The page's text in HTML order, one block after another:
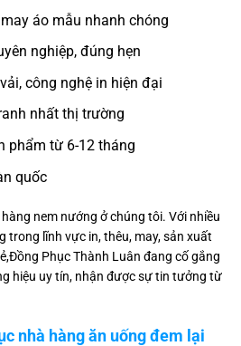
áo mẫu nhanh chóng
nghiệp, đúng hẹn
công nghệ in hiện đại
nhất thị trường
phẩm từ 6-12 tháng
quốc
nem nướng ở chúng tôi. Với nhiều
trong lĩnh vực in, thêu, may, sản xuất
Phục Thành Luân đang cố gắng
hiệu uy tín, nhận được sự tin tưởng từ
nhà hàng ăn uống đem lại